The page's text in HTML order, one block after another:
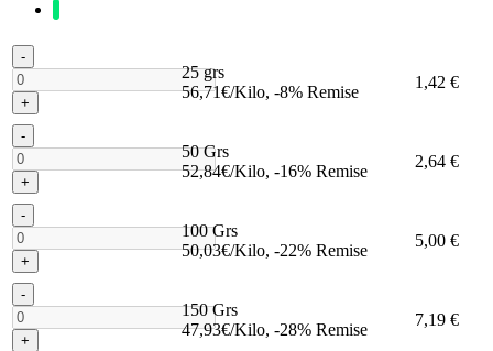
-
+
25 grs
56,71€/Kilo, -8% Remise
1,42 €
-
+
50 Grs
52,84€/Kilo, -16% Remise
2,64 €
-
+
100 Grs
50,03€/Kilo, -22% Remise
5,00 €
-
+
150 Grs
47,93€/Kilo, -28% Remise
7,19 €